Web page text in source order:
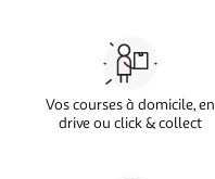
Vos courses à domicile, en
drive ou click & collect